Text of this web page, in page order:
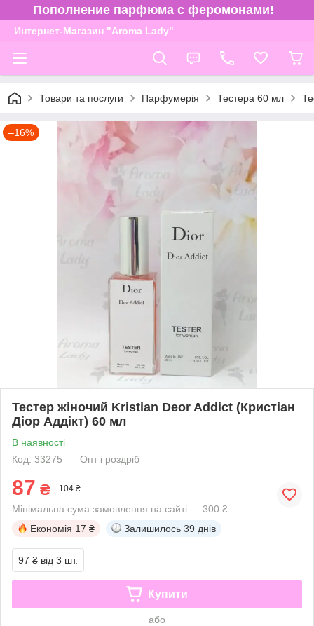
Пополнение парфюма с феромонами!
Интернет-Магазин "Aroma Lady"
Товари та послуги Парфумерія Тестера 60 мл
–16%
Тестер жіночий Kristian Deor Addict (Кристіан
Діор Аддікт) 60 мл
В наявності
Код: 33275
Опт і роздріб
87 ₴ 104 ₴
Мінімальна сума замовлення на сайті — 300 ₴
Економія 17 ₴ Залишилось 39 днів
97 ₴ від 3 шт.
Купити
або